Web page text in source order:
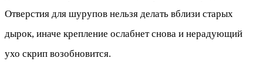
Отверстия для шурупов нельзя делать вблизи старых
дырок, иначе крепление ослабнет снова и нерадующий
ухо скрип возобновится.